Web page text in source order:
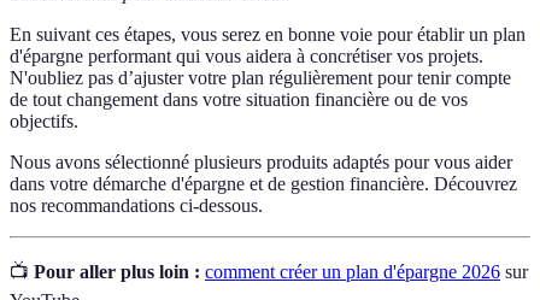
En suivant ces étapes, vous serez en bonne voie pour établir un plan
d'épargne performant qui vous aidera à concrétiser vos projets.
N'oubliez pas d’ajuster votre plan régulièrement pour tenir compte
de tout changement dans votre situation financière ou de vos
objectifs.
Nous avons sélectionné plusieurs produits adaptés pour vous aider
dans votre démarche d'épargne et de gestion financière. Découvrez
nos recommandations ci-dessous.
📺 Pour aller plus loin : comment créer un plan d'épargne 2026 sur